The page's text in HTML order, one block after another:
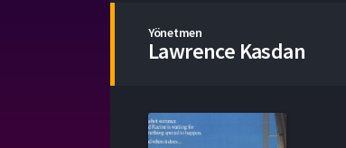
Yönetmen
Lawrence Kasdan